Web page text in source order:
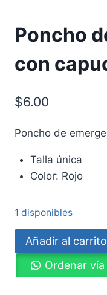
Poncho
con
$6.00
Poncho de
Talla única
Color: Rojo
1 disponibles
Poncho
de
emergencia
Añadir al carrito
Ordenar